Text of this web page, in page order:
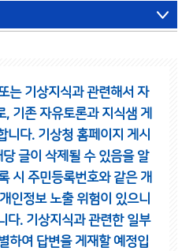
는 기상지식과 관련해서 자
, 기존 자유토론과 지식샘 게
니다. 기상청 홈페이지 게시
글이 삭제될 수 있음을 알
시 주민등록번호와 같은 개
인정보 노출 위험이 있으니
다. 기상지식과 관련한 일부
하여 답변을 게재할 예정입